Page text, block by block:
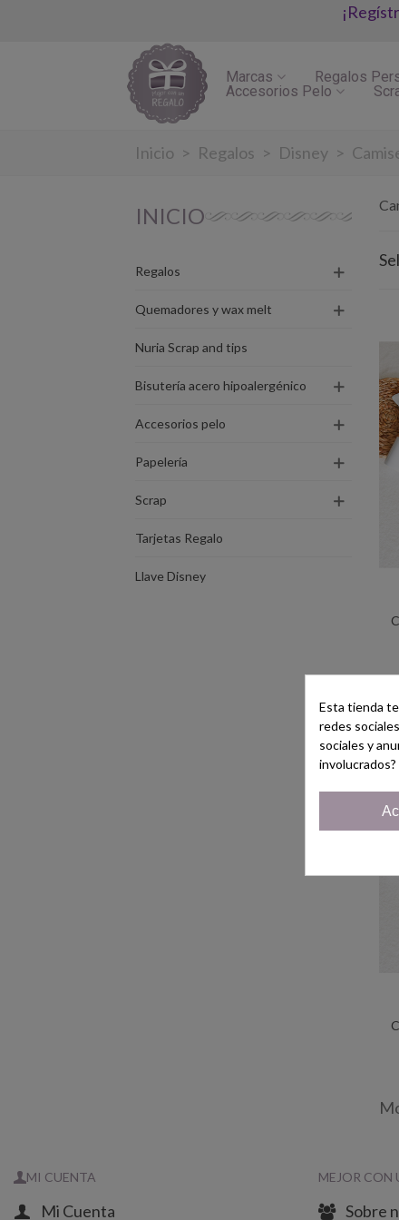
Marcas Regalos
Accesorios Pelo
Inicio > Regalos > Disney >
INICIO
Regalos
Quemadores y wax melt
Nuria Scrap and tips
Bisutería acero hipoalergénico
Accesorios pelo
Papelería
Scrap
Tarjetas Regalo
Llave Disney
MI CUENTA
Mi Cuenta
MEJOR CON
Sobre
Esta tienda
redes
sociales y
involucrados?